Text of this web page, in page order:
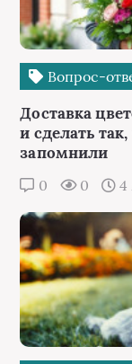
Вопрос-
Доставка
и сделать
запомнили
0 0 4